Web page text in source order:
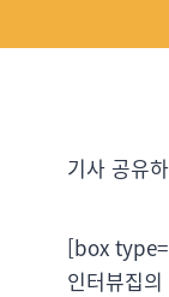
기사 공유
[box
인터뷰집